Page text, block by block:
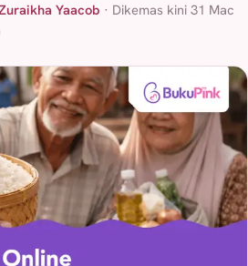
Yaacob · Dikemas kini 31 Mac